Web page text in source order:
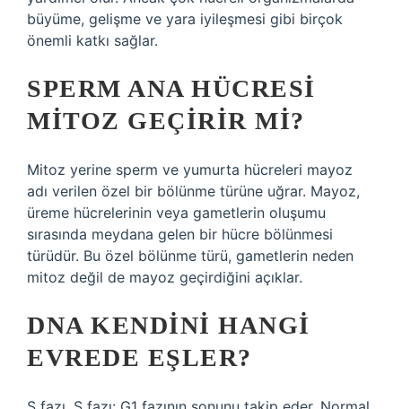
büyüme, gelişme ve yara iyileşmesi gibi birçok
önemli katkı sağlar.
SPERM ANA HÜCRESI
MITOZ GEÇIRIR MI?
Mitoz yerine sperm ve yumurta hücreleri mayoz
adı verilen özel bir bölünme türüne uğrar. Mayoz,
üreme hücrelerinin veya gametlerin oluşumu
sırasında meydana gelen bir hücre bölünmesi
türüdür. Bu özel bölünme türü, gametlerin neden
mitoz değil de mayoz geçirdiğini açıklar.
DNA KENDINI HANGI
EVREDE EŞLER?